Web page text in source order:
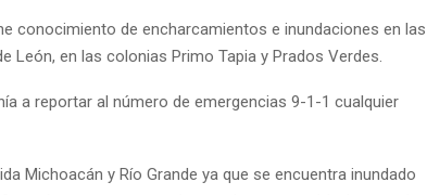
conocimiento de encharcamientos e inundaciones en las
León, en las colonias Primo Tapia y Prados Verdes.
a reportar al número de emergencias 9-1-1 cualquier
Michoacán y Río Grande ya que se encuentra inundado